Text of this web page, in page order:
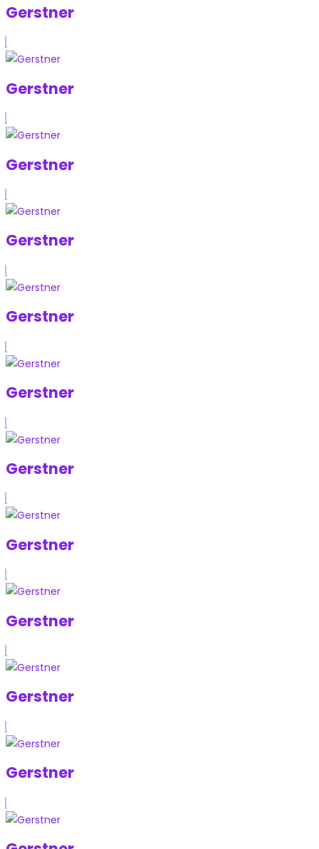
Gerstner
Gerstner
Gerstner
Gerstner
Gerstner
Gerstner
Gerstner
Gerstner
Gerstner
Gerstner
Gerstner